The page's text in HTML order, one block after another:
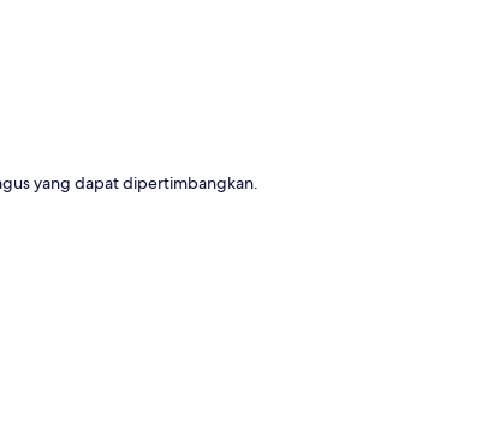
yang dapat dipertimbangkan.